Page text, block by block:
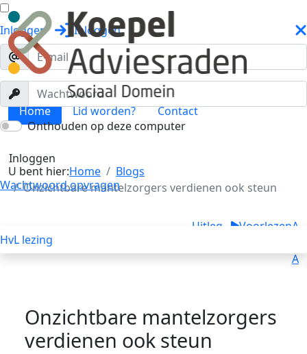
Inloggen Inloggen
Onthouden op deze computer
Inloggen
Wachtwoord opvragen
HvL lezing
Home Lid worden? Contact
U bent hier:Home
Blogs
Onzichtbare mantelzorgers verdienen ook steun
Uitleg VoorlezenA
A
Onzichtbare mantelzorgers
verdienen ook steun